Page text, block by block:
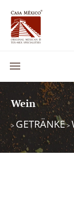
Wein
> GETRÄNKE>